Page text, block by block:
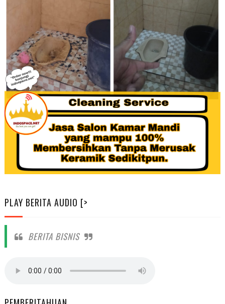
PLAY BERITA AUDIO [>
BERITA BISNIS